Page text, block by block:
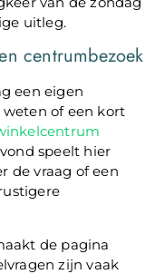
uitleg.
centrumbezoek
een eigen
of een kort
speelt hier
de vraag of een
de pagina
zijn vaak